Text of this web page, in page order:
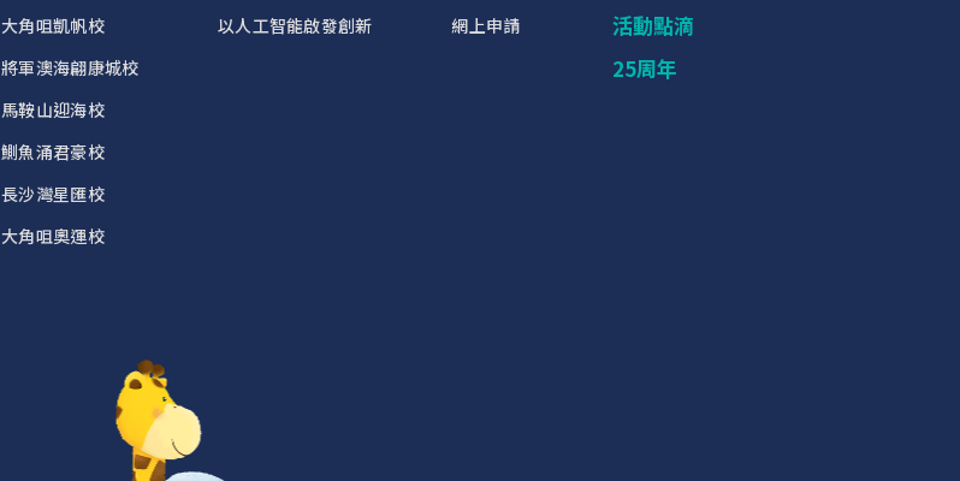
大角咀凱帆校
將軍澳海翩康城校
馬鞍山迎海校
鰂魚涌君豪校
長沙灣星匯校
大角咀奧運校
以人工智能啟發創新
網上申請
活動點滴
25周年